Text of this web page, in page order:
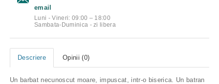
email
Luni - Vineri: 09:00 – 18:00
Sambata-Duminica - zi libera
Descriere Opinii (0)
Un barbat necunoscut moare, impuscat, intr-o biserica. Un batran